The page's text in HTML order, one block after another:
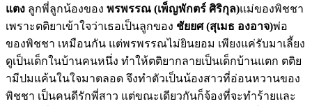
แตง ลูกพี่ลูกน้องของ พรพรรณ (เพ็ญพักตร์ ศิริกุล)แม่ของพิชชา
เพราะตติยาเข้าใจว่าเธอเป็นลูกของ ชัยยศ (สุเมธ องอาจ)พ่อ
ของพิชชา เหมือนกัน แต่พรพรรณไม่ยินยอม เพียงแค่รับมาเลี้ยง
ดูเป็นเด็กในบ้านคนหนึ่ง ทำให้ตติยากลายเป็นเด็กบ้านแตก ตติย
ามีปมแค้นในใจมาตลอด จึงทำตัวเป็นน้องสาวที่อ่อนหวานของ
พิชชา เป็นคนดีรักพี่สาว แต่ขณะเดียวกันก็จ้องที่จะทำร้ายและ